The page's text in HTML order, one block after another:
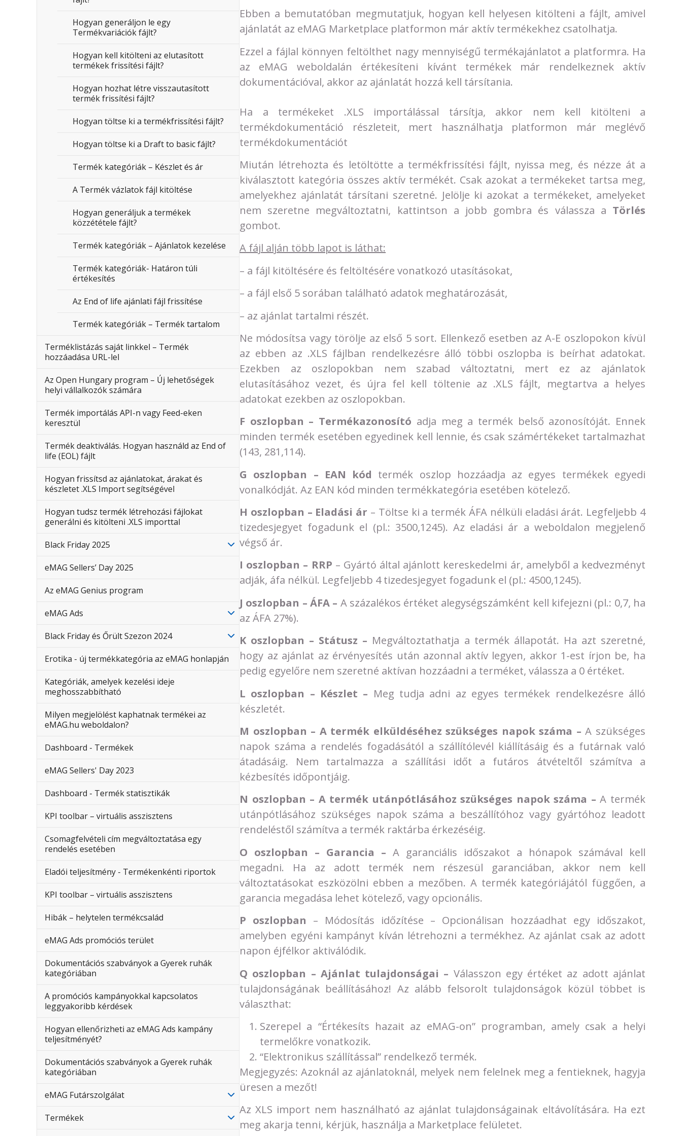
Hogyan generáljon le egy
Termékvariációk fájlt?
Hogyan kell kitölteni az elutasított
termékek frissítési fájlt?
Hogyan hozhat létre visszautasított
termék frissítési fájlt?
Hogyan töltse ki a termékfrissítési fájlt?
Hogyan töltse ki a Draft to basic fájlt?
Termék kategóriák – Készlet és ár
A Termék vázlatok fájl kitöltése
Hogyan generáljuk a termékek
közzététele fájlt?
Termék kategóriák – Ajánlatok kezelése
Termék kategóriák- Határon túli
értékesítés
Az End of life ajánlati fájl frissítése
Termék kategóriák – Termék tartalom
Terméklistázás saját linkkel – Termék
hozzáadása URL-lel
Az Open Hungary program – Új lehetőségek
helyi vállalkozók számára
Termék importálás API-n vagy Feed-eken
keresztül
Termék deaktiválás. Hogyan használd az End of
life (EOL) fájlt
Hogyan frissítsd az ajánlatokat, árakat és
készletet .XLS Import segítségével
Hogyan tudsz termék létrehozási fájlokat
generálni és kitölteni .XLS importtal
Black Friday 2025
eMAG Sellers’ Day 2025
Az eMAG Genius program
eMAG Ads
Black Friday és Őrült Szezon 2024
Erotika - új termékkategória az eMAG honlapján
Kategóriák, amelyek kezelési ideje
meghosszabbítható
Milyen megjelölést kaphatnak termékei az
eMAG.hu weboldalon?
Dashboard - Termékek
eMAG Sellers' Day 2023
Dashboard - Termék statisztikák
KPI toolbar – virtuális asszisztens
Csomagfelvételi cím megváltoztatása egy
rendelés esetében
Eladói teljesítmény - Termékenkénti riportok
KPI toolbar – virtuális asszisztens
Hibák – helytelen termékcsalád
eMAG Ads promóciós terület
Dokumentációs szabványok a Gyerek ruhák
kategóriában
A promóciós kampányokkal kapcsolatos
leggyakoribb kérdések
Hogyan ellenőrizheti az eMAG Ads kampány
teljesítményét?
Dokumentációs szabványok a Gyerek ruhák
kategóriában
eMAG Futárszolgálat
Termékek
Ebben a bemutatóban megmutatjuk, hogyan kell helyesen kitölteni a fájlt, amivel
ajánlatát az eMAG Marketplace platformon már aktív termékekhez csatolhatja.
Ezzel a fájlal könnyen feltölthet nagy mennyiségű termékajánlatot a platformra. Ha
az eMAG weboldalán értékesíteni kívánt termékek már rendelkeznek aktív
dokumentációval, akkor az ajánlatát hozzá kell társítania.
Ha a termékeket .XLS importálással társítja, akkor nem kell kitölteni a
termékdokumentáció részleteit, mert használhatja platformon már meglévő
termékdokumentációt
Miután létrehozta és letöltötte a termékfrissítési fájlt, nyissa meg, és nézze át a
kiválasztott kategória összes aktív termékét. Csak azokat a termékeket tartsa meg,
amelyekhez ajánlatát társítani szeretné. Jelölje ki azokat a termékeket, amelyeket
nem szeretne megváltoztatni, kattintson a jobb gombra és válassza a Törlés
gombot.
A fájl alján több lapot is láthat:
– a fájl kitöltésére és feltöltésére vonatkozó utasításokat,
– a fájl első 5 sorában található adatok meghatározását,
– az ajánlat tartalmi részét.
Ne módosítsa vagy törölje az első 5 sort. Ellenkező esetben az A-E oszlopokon kívül
az ebben az .XLS fájlban rendelkezésre álló többi oszlopba is beírhat adatokat.
Ezekben az oszlopokban nem szabad változtatni, mert ez az ajánlatok
elutasításához vezet, és újra fel kell töltenie az .XLS fájlt, megtartva a helyes
adatokat ezekben az oszlopokban.
F oszlopban – Termékazonosító adja meg a termék belső azonosítóját. Ennek
minden termék esetében egyedinek kell lennie, és csak számértékeket tartalmazhat
(143, 281,114).
G oszlopban – EAN kód termék oszlop hozzáadja az egyes termékek egyedi
vonalkódját. Az EAN kód minden termékkategória esetében kötelező.
H oszlopban – Eladási ár – Töltse ki a termék ÁFA nélküli eladási árát. Legfeljebb 4
tizedesjegyet fogadunk el (pl.: 3500,1245). Az eladási ár a weboldalon megjelenő
végső ár.
I oszlopban – RRP – Gyártó által ajánlott kereskedelmi ár, amelyből a kedvezményt
adják, áfa nélkül. Legfeljebb 4 tizedesjegyet fogadunk el (pl.: 4500,1245).
J oszlopban – ÁFA – A százalékos értéket alegységszámként kell kifejezni (pl.: 0,7, ha
az ÁFA 27%).
K oszlopban – Státusz – Megváltoztathatja a termék állapotát. Ha azt szeretné,
hogy az ajánlat az érvényesítés után azonnal aktív legyen, akkor 1-est írjon be, ha
pedig egyelőre nem szeretné aktívan hozzáadni a terméket, válassza a 0 értéket.
L oszlopban – Készlet – Meg tudja adni az egyes termékek rendelkezésre álló
készletét.
M oszlopban – A termék elküldéséhez szükséges napok száma – A szükséges
napok száma a rendelés fogadásától a szállítólevél kiállításáig és a futárnak való
átadásáig. Nem tartalmazza a szállítási időt a futáros átvételtől számítva a
kézbesítés időpontjáig.
N oszlopban – A termék utánpótlásához szükséges napok száma – A termék
utánpótlásához szükséges napok száma a beszállítóhoz vagy gyártóhoz leadott
rendeléstől számítva a termék raktárba érkezéséig.
O oszlopban – Garancia – A garanciális időszakot a hónapok számával kell
megadni. Ha az adott termék nem részesül garanciában, akkor nem kell
változtatásokat eszközölni ebben a mezőben. A termék kategóriájától függően, a
garancia megadása lehet kötelező, vagy opcionális.
P oszlopban – Módosítás időzítése – Opcionálisan hozzáadhat egy időszakot,
amelyben egyéni kampányt kíván létrehozni a termékhez. Az ajánlat csak az adott
napon éjfélkor aktiválódik.
Q oszlopban – Ajánlat tulajdonságai – Válasszon egy értéket az adott ajánlat
tulajdonságának beállításához! Az alább felsorolt tulajdonságok közül többet is
választhat:
Szerepel a “Értékesíts hazait az eMAG-on” programban, amely csak a helyi
termelőkre vonatkozik.
“Elektronikus szállítással” rendelkező termék.
Megjegyzés: Azoknál az ajánlatoknál, melyek nem felelnek meg a fentieknek, hagyja
üresen a mezőt!
Az XLS import nem használható az ajánlat tulajdonságainak eltávolítására. Ha ezt
meg akarja tenni, kérjük, használja a Marketplace felületet.